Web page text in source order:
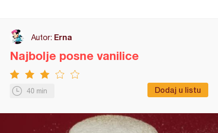
Autor: Erna
40 min Dodaj u listu
Najbolje posne vanilice